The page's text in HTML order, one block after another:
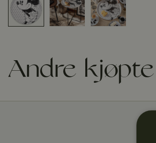
Andre